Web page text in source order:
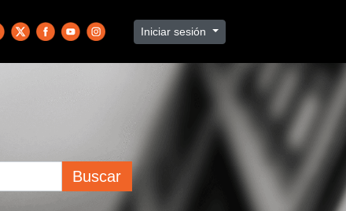
Iniciar sesión
Buscar